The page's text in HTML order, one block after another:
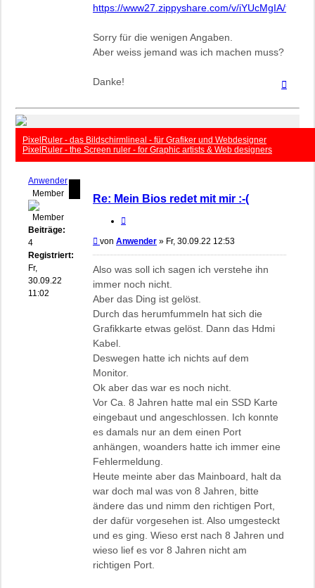
https://www27.zippyshare.com/v/iYUcMgIA/
Sorry für die wenigen Angaben.
Aber weiss jemand was ich machen muss?
Danke!
PixelRuler - das Bildschirmlineal - für Grafiker und Webdesigner
PixelRuler - the Screen ruler - for Graphic artists & Web designers
Anwender
Member
Beiträge:
4
Registriert:
Fr,
30.09.22
11:02
Re: Mein Bios redet mit mir :-(
Beitrag
von Anwender » Fr, 30.09.22 12:53
Also was soll ich sagen ich verstehe ihn
immer noch nicht.
Aber das Ding ist gelöst.
Durch das herumfummeln hat sich die
Grafikkarte etwas gelöst. Dann das Hdmi
Kabel.
Deswegen hatte ich nichts auf dem
Monitor.
Ok aber das war es noch nicht.
Vor Ca. 8 Jahren hatte mal ein SSD Karte
eingebaut und angeschlossen. Ich konnte
es damals nur an dem einen Port
anhängen, woanders hatte ich immer eine
Fehlermeldung.
Heute meinte aber das Mainboard, halt da
war doch mal was von 8 Jahren, bitte
ändere das und nimm den richtigen Port,
der dafür vorgesehen ist. Also umgesteckt
und es ging. Wieso erst nach 8 Jahren und
wieso lief es vor 8 Jahren nicht am
richtigen Port.